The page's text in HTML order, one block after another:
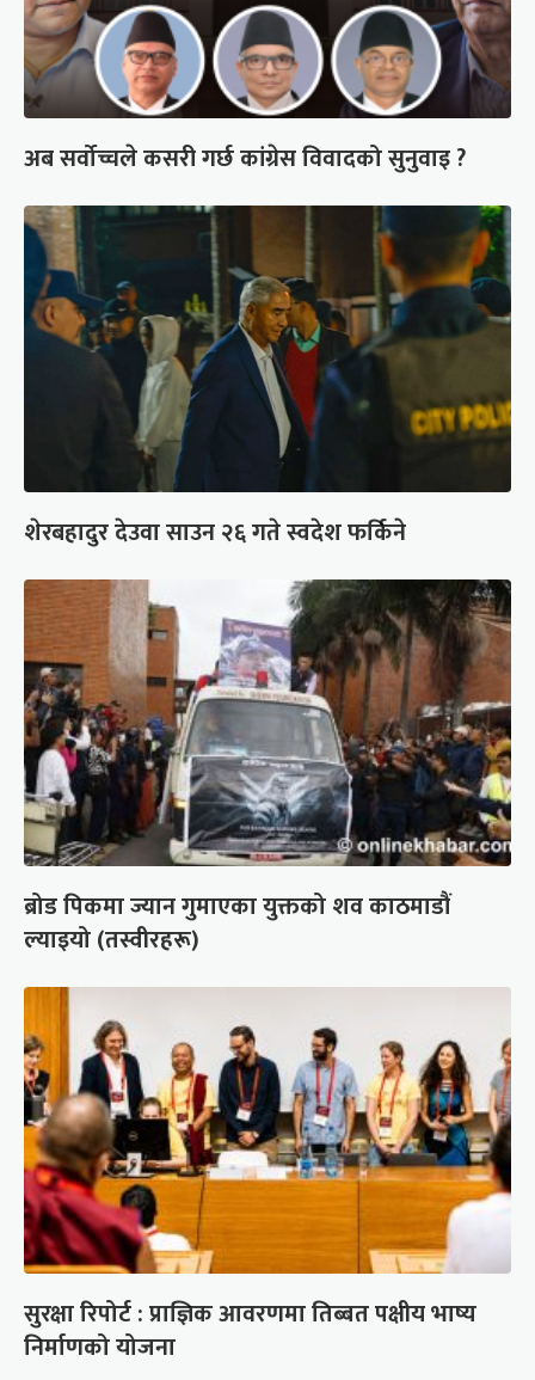
अब सर्वोच्चले कसरी गर्छ कांग्रेस विवादको सुनुवाइ ?
शेरबहादुर देउवा साउन २६ गते स्वदेश फर्किने
ब्रोड पिकमा ज्यान गुमाएका युक्तको शव काठमाडौं
ल्याइयो (तस्वीरहरू)
सुरक्षा रिपोर्ट : प्राज्ञिक आवरणमा तिब्बत पक्षीय भाष्य
निर्माणको योजना